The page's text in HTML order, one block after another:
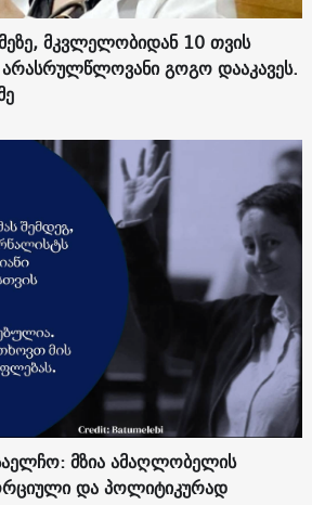
მკვლელობიდან 10 თვის
გოგო დააკავეს.
მზია ამაღლობელის
და პოლიტიკურად